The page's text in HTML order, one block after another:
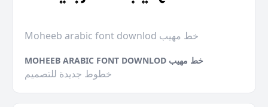
Moheeb arabic font downlod خط مهيب
MOHEEB ARABIC FONT DOWNLOD خط مهيب
خطوط جديدة للتصميم